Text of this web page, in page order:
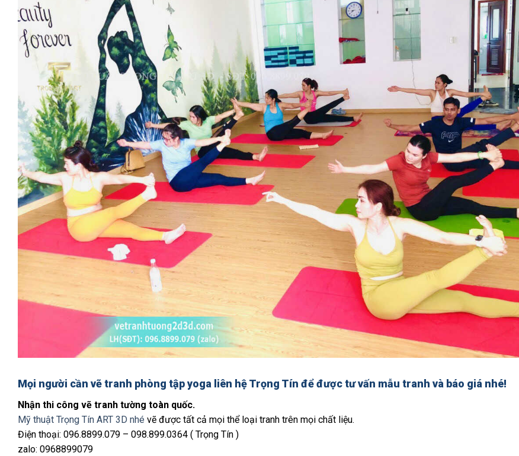
Mọi người cần vẽ tranh phòng tập yoga liên hệ Trọng Tín để được tư vấn mẫu tranh và báo giá nhé!
Nhận thi công vẽ tranh tường toàn quốc.
Mỹ thuật Trọng Tín ART 3D nhé vẽ được tất cả mọi thể loại tranh trên mọi chất liệu.
Điện thoại: 096.8899.079 – 098.899.0364 ( Trọng Tín )
zalo: 0968899079